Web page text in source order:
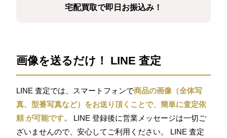
宅配買取で即日お振込み！
画像を送るだけ！ LINE 査定
LINE 査定では、スマートフォンで商品の画像（全体写
真、型番写真など）をお送り頂くことで、簡単に査定依
頼 が可能です。
LINE 登録後に営業メッセージは一切ご
ざいませんので、安心してご利用ください。 LINE 査定